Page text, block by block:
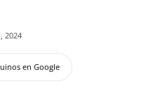
2024
en Google